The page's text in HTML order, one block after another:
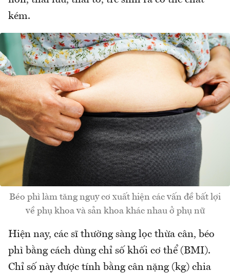
kém.
Béo phì làm tăng nguy cơ xuất hiện các vấn đề bất lợi
về phụ khoa và sản khoa khác nhau ở phụ nữ
Hiện nay, các sĩ thường sàng lọc thừa cân, béo
phì bằng cách dùng chỉ số khối cơ thể (BMI).
Chỉ số này được tính bằng cân nặng (kg) chia